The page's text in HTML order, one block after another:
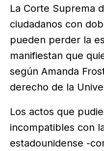
La Corte Suprema
ciudadanos con
pueden perder la
manifiestan que
según Amanda
derecho de la
Los actos que
incompatibles con
estadounidense -